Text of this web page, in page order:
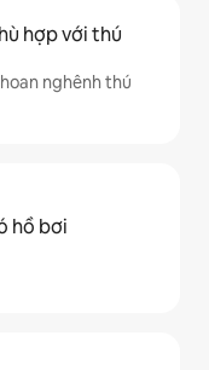
hợp với thú
nghênh thú
hồ bơi